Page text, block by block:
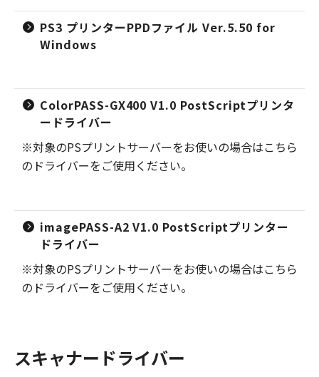
PS3 プリンターPPDファイル Ver.5.50 for
Windows
ColorPASS-GX400 V1.0 PostScriptプリンタ
ードライバー
※対象のPSプリントサーバーをお使いの場合はこちら
のドライバーをご使用ください。
imagePASS-A2 V1.0 PostScriptプリンター
ドライバー
※対象のPSプリントサーバーをお使いの場合はこちら
のドライバーをご使用ください。
スキャナードライバー